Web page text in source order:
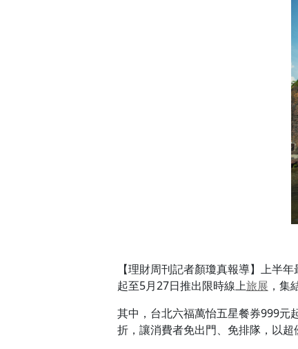
【理財周刊記者顏瓊真報導】上半年
起至5月27日推出限時線上旅展 ，集
其中，台北六福萬怡五星餐券999元
折，讓消費者免出門、免排隊，以